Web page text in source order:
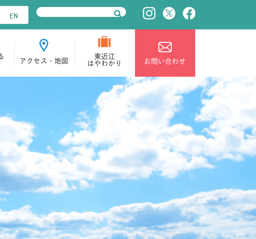
EN
アクセス・地図 東近江
はやわかり お問い合わせ